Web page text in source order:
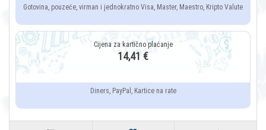
Gotovina, pouzeće, virman i jednokratno Visa, Master, Maestro, Kripto Valute
14,41 €
Diners, PayPal, Kartice na rate